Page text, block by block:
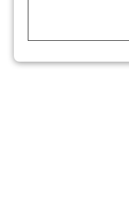
Palet Plástico Higiénico 1200 x